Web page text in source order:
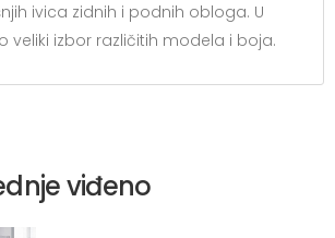
ivica zidnih i podnih obloga. U
veliki izbor različitih modela i boja.
viđeno